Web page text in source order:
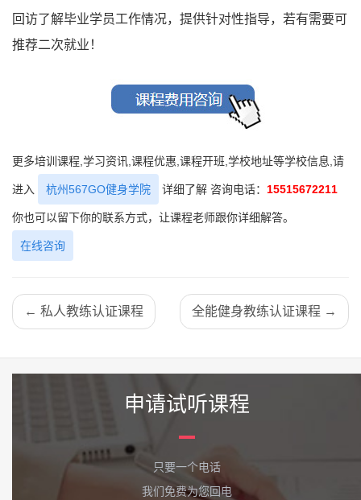
回访了解毕业学员工作情况，提供针对性指导，若有需要可
推荐二次就业！
更多培训课程,学习资讯,课程优惠,课程开班,学校地址等学校信息,请
进入 杭州567GO健身学院 详细了解 咨询电话： 15515672211
你也可以留下你的联系方式，让课程老师跟你详细解答。
在线咨询
← 私人教练认证课程 全能健身教练认证课程 →
申请试听课程
只要一个电话
我们免费为您回电